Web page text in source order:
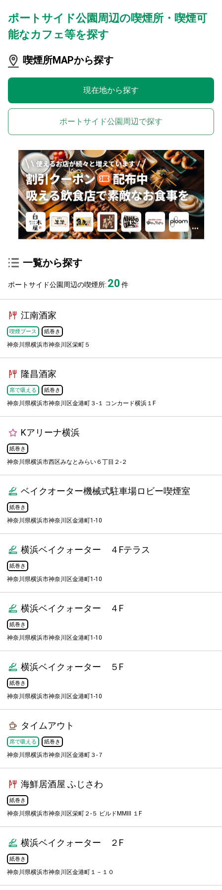
ポートサイド公園周辺の喫煙所・喫煙可
能なカフェ等を探す
喫煙所MAPから探す
現在地から探す
ポートサイド公園周辺で探す
一覧から探す
ポートサイド公園周辺の喫煙所: 20件
江南酒家
喫煙ブース 紙巻き
神奈川県横浜市神奈川区栄町５
隆昌酒家
席で吸える 紙巻き
神奈川県横浜市神奈川区金港町３-１ コンカード横浜１F
Kアリーナ横浜
紙巻き
神奈川県横浜市西区みなとみらい６丁目２-２
ベイクオーター機械式駐車場ロビー喫煙室
紙巻き
神奈川県横浜市神奈川区金港町1-10
横浜ベイクォーター ４Fテラス
紙巻き
神奈川県横浜市神奈川区金港町1-10
横浜ベイクォーター ４F
紙巻き
神奈川県横浜市神奈川区金港町1-10
横浜ベイクォーター ５F
紙巻き
神奈川県横浜市神奈川区金港町1-10
タイムアウト
席で吸える 紙巻き
神奈川県横浜市神奈川区金港町３-７
海鮮居酒屋 ふじさわ
紙巻き
神奈川県横浜市神奈川区栄町２-５ ビルドMMⅢ １F
横浜ベイクォーター ２F
紙巻き
神奈川県横浜市神奈川区金港町１－１０